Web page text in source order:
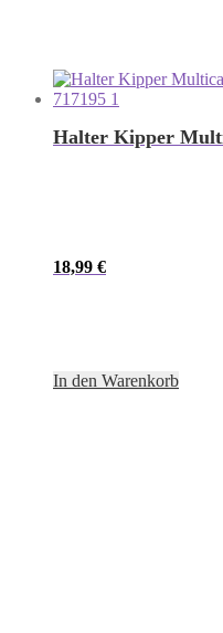
Halter Kipper
18,99 €
In den Warenkorb